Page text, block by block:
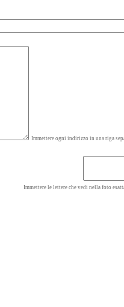
Immettere ogni indirizzo in una riga
Immettere le lettere che vedi nella foto